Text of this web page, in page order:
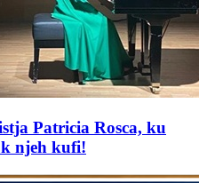
Patricia Rosca, ku
njeh kufi!